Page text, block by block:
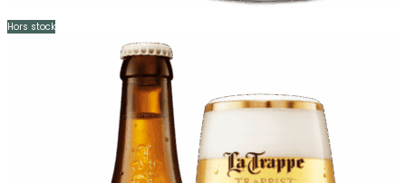
Hors stock